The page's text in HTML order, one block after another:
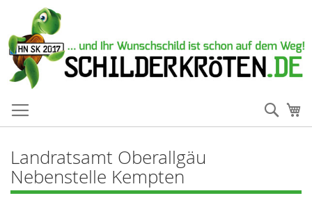
Landratsamt Oberallgäu
Nebenstelle Kempten